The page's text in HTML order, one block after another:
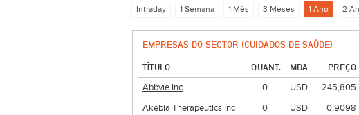
EMPRESAS DO SECTOR (CUIDADOS DE SAÚDE)
TÍTULO QUANT. MDA PREÇO
Abbvie Inc
0 USD 245,805
Akebia Therapeutics Inc
0 USD 0,9098